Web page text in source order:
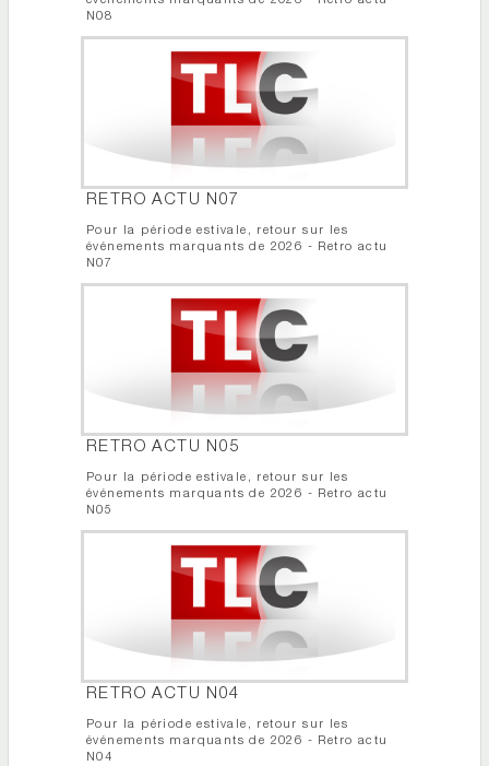
N08
RETRO ACTU N07
Pour la période estivale, retour sur les
événements marquants de 2026 - Retro actu
N07
RETRO ACTU N05
Pour la période estivale, retour sur les
événements marquants de 2026 - Retro actu
N05
RETRO ACTU N04
Pour la période estivale, retour sur les
événements marquants de 2026 - Retro actu
N04